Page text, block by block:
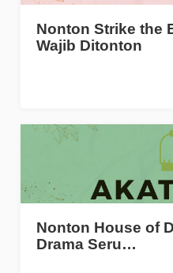
Nonton Strike the
Wajib Ditonton
Nonton House of
Drama Seru…